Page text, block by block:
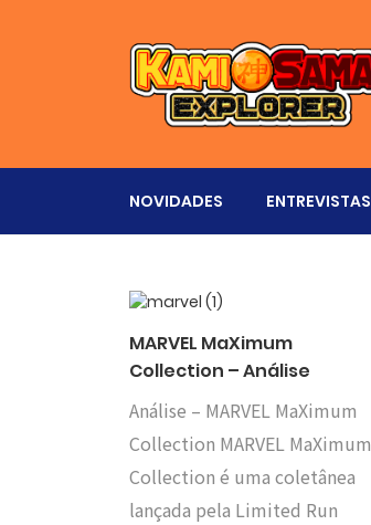
NOVIDADES ENTREVISTAS
MARVEL MaXimum
Collection – Análise
Análise – MARVEL MaXimum
Collection MARVEL MaXimum
Collection é uma coletânea
lançada pela Limited Run